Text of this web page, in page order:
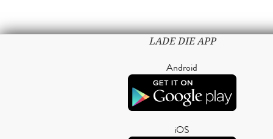
LADE DIE APP
Android
iOS